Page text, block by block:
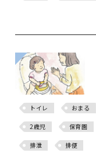
トイレ おまる
2歳児 保育園
排泄 排便